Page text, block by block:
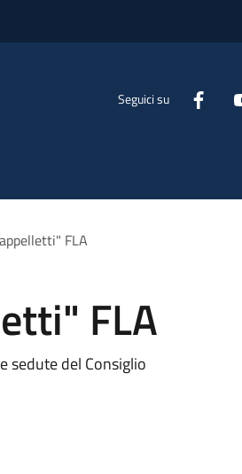
Seguici su
FLA
FLA
sedute del Consiglio